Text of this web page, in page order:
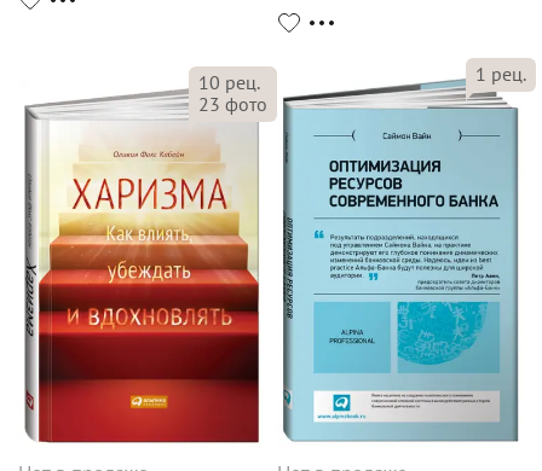
10 рец.
23 фото
1 рец.